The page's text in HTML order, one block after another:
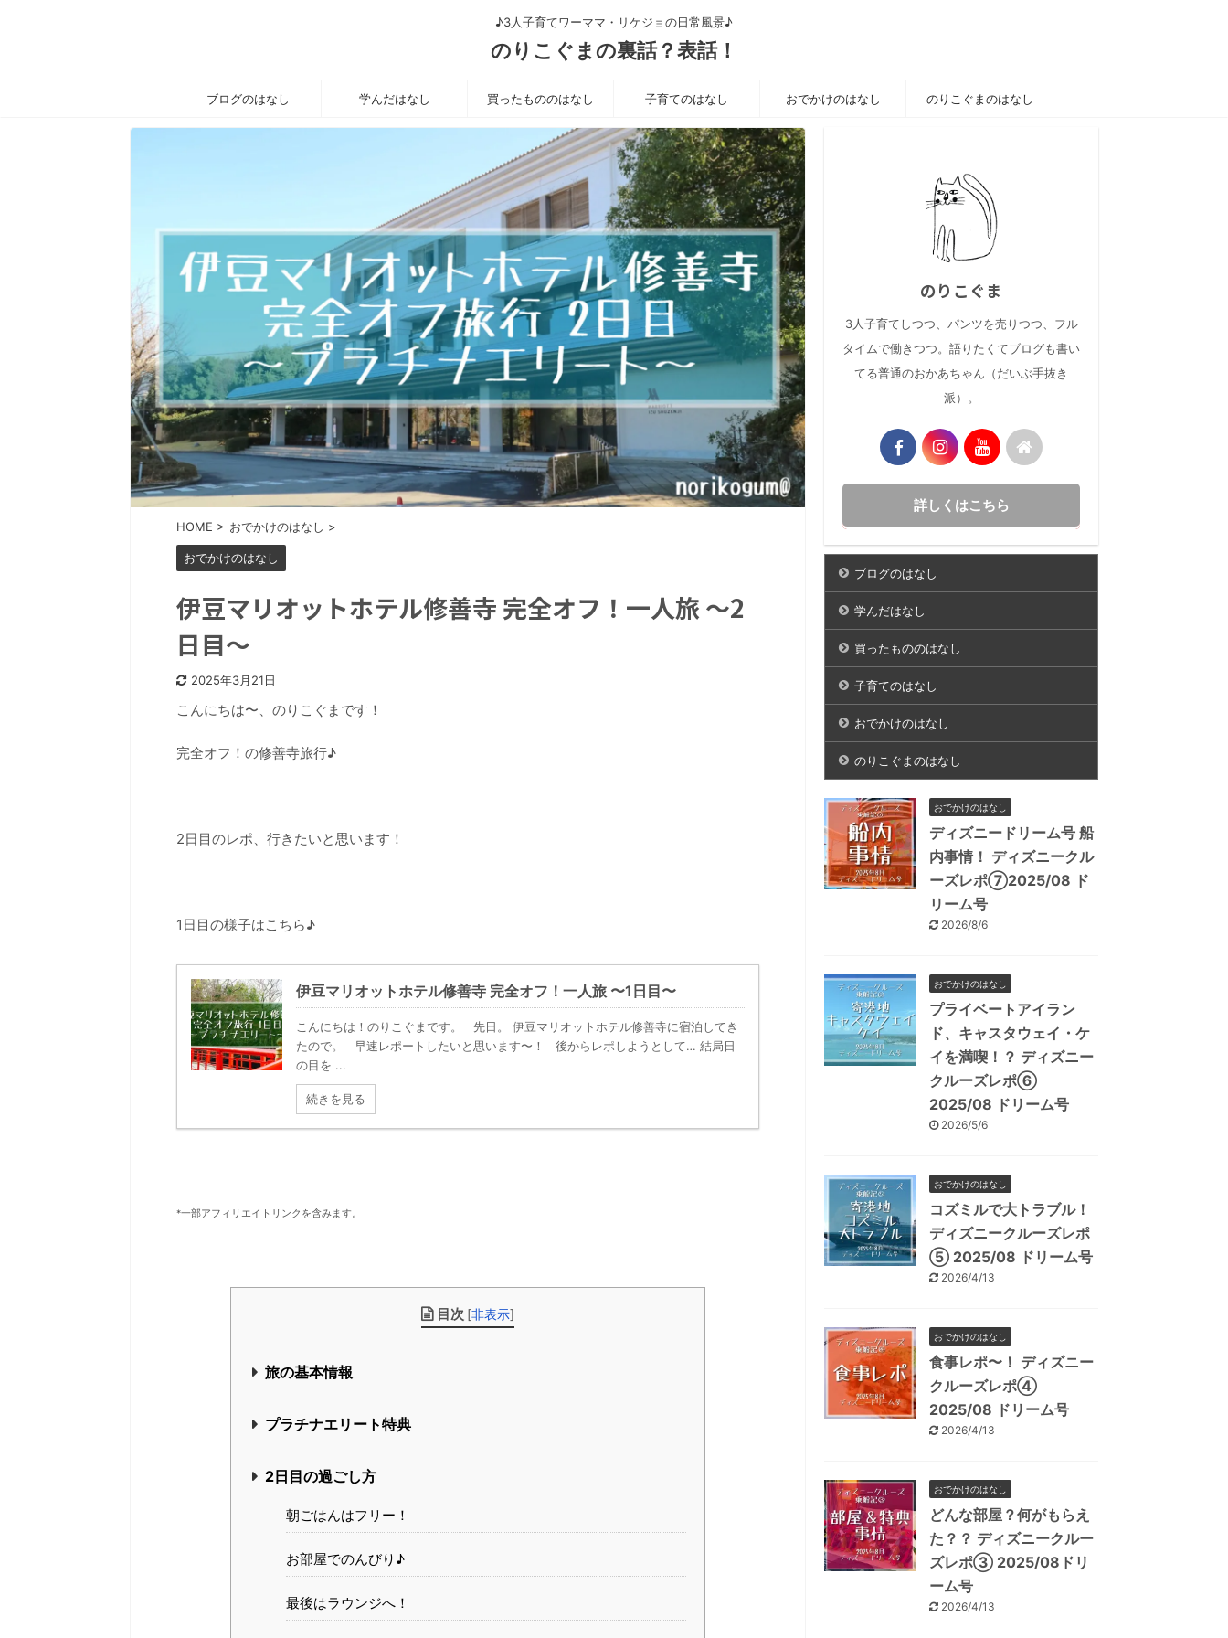
♪3人子育てワーママ・リケジョの日常風景♪
のりこぐまの裏話？表話！
ブログのはなし 学んだはなし 買ったもののはなし 子育てのはなし おでかけのはなし のりこぐまのはなし
HOME > おでかけのはなし >
おでかけのはなし
伊豆マリオットホテル修善寺 完全オフ！一人旅 〜2
日目〜
2025年3月21日
こんにちは〜、のりこぐまです！
完全オフ！の修善寺旅行♪
2日目のレポ、行きたいと思います！
1日目の様子はこちら♪
伊豆マリオットホテル修善寺 完全オフ！一人旅 〜1日目〜
こんにちは！のりこぐまです。 先日。 伊豆マリオットホテル修善寺に宿泊してき
たので。 早速レポートしたいと思います〜！ 後からレポしようとして… 結局日
の目を ...
続きを見る
*一部アフィリエイトリンクを含みます。
目次 [非表示]
旅の基本情報
プラチナエリート特典
2日目の過ごし方
朝ごはんはフリー！
お部屋でのんびり♪
最後はラウンジへ！
のりこぐま
3人子育てしつつ、パンツを売りつつ、フル
タイムで働きつつ。語りたくてブログも書い
てる普通のおかあちゃん（だいぶ手抜き
派）。
詳しくはこちら
ブログのはなし
学んだはなし
買ったもののはなし
子育てのはなし
おでかけのはなし
のりこぐまのはなし
おでかけのはなし
ディズニードリーム号 船
内事情！ ディズニークル
ーズレポ⑦2025/08 ド
リーム号
2026/8/6
おでかけのはなし
プライベートアイラン
ド、キャスタウェイ・ケ
イを満喫！？ ディズニー
クルーズレポ⑥
2025/08 ドリーム号
2026/5/6
おでかけのはなし
コズミルで大トラブル！
ディズニークルーズレポ
⑤ 2025/08 ドリーム号
2026/4/13
おでかけのはなし
食事レポ〜！ ディズニー
クルーズレポ④
2025/08 ドリーム号
2026/4/13
おでかけのはなし
どんな部屋？何がもらえ
た？？ ディズニークルー
ズレポ③ 2025/08ドリ
ーム号
2026/4/13